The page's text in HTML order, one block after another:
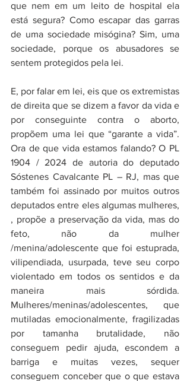
que nem em um leito de hospital ela
está segura? Como escapar das garras
de uma sociedade misógina? Sim, uma
sociedade, porque os abusadores se
sentem protegidos pela lei.
E, por falar em lei, eis que os extremistas
de direita que se dizem a favor da vida e
por conseguinte contra o aborto,
propõem uma lei que “garante a vida”.
Ora de que vida estamos falando? O PL
1904 / 2024 de autoria do deputado
Sóstenes Cavalcante PL – RJ, mas que
também foi assinado por muitos outros
deputados entre eles algumas mulheres,
, propõe a preservação da vida, mas do
feto, não da mulher
/menina/adolescente que foi estuprada,
vilipendiada, usurpada, teve seu corpo
violentado em todos os sentidos e da
maneira mais sórdida.
Mulheres/meninas/adolescentes, que
mutiladas emocionalmente, fragilizadas
por tamanha brutalidade, não
conseguem pedir ajuda, escondem a
barriga e muitas vezes, sequer
conseguem conceber que o que estava